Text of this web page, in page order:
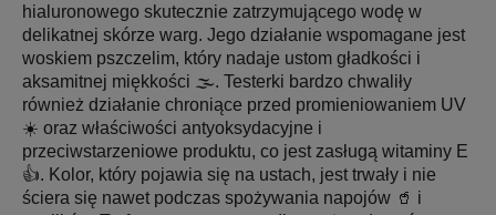
hialuronowego skutecznie zatrzymującego wodę w
delikatnej skórze warg. Jego działanie wspomagane jest
woskiem pszczelim, który nadaje ustom gładkości i
aksamitnej miękkości 🌫. Testerki bardzo chwaliły
również działanie chroniące przed promieniowaniem UV
☀️ oraz właściwości antyoksydacyjne i
przeciwstarzeniowe produktu, co jest zasługą witaminy E
👍. Kolor, który pojawia się na ustach, jest trwały i nie
ściera się nawet podczas spożywania napojów 🥤 i